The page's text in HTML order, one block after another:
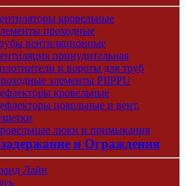
кровельные
проходные
вентиляционные
принудительная
и вороты для труб
элементы PIIPPU
кровельные
цокольные и вент.
люки и примыкания
и Ограждения
Лайн